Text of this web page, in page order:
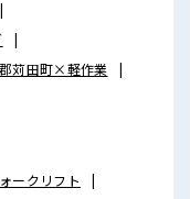
苅田町×軽作業
ークリフト